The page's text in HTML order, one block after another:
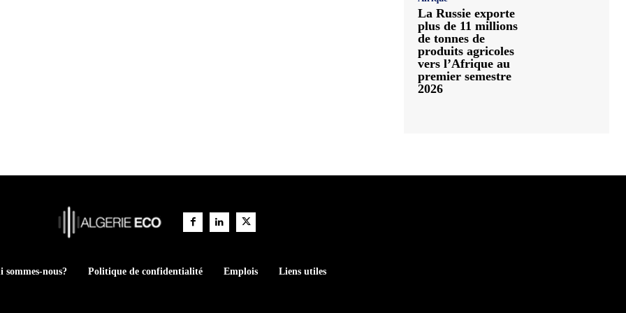
La Russie exporte
plus de 11 millions
de tonnes de
produits agricoles
vers l’Afrique au
premier semestre
2026
sommes-nous? Politique de confidentialité Emplois Liens utiles